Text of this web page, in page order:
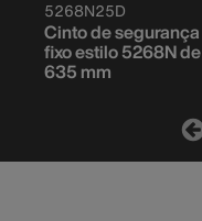
5268N25D
Cinto de segurança
fixo estilo 5268N de
635 mm